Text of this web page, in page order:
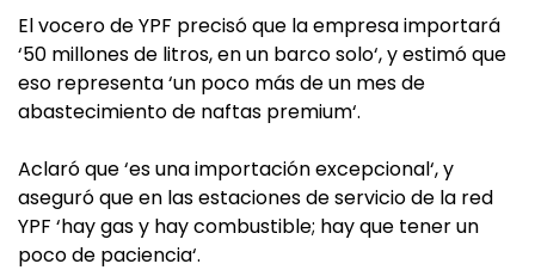
El vocero de YPF precisó que la empresa importará
‘50 millones de litros, en un barco solo‘, y estimó que
eso representa ‘un poco más de un mes de
abastecimiento de naftas premium‘.
Aclaró que ‘es una importación excepcional‘, y
aseguró que en las estaciones de servicio de la red
YPF ‘hay gas y hay combustible; hay que tener un
poco de paciencia‘.